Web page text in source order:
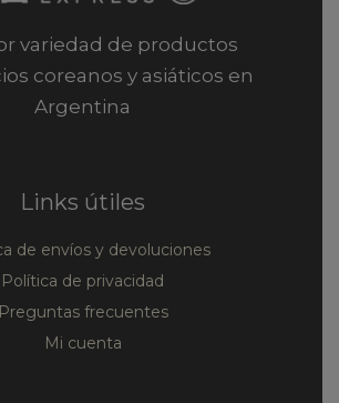
variedad de productos
coreanos y asiáticos en
Argentina
Links útiles
de envíos y devoluciones
Política de privacidad
Preguntas frecuentes
Mi cuenta